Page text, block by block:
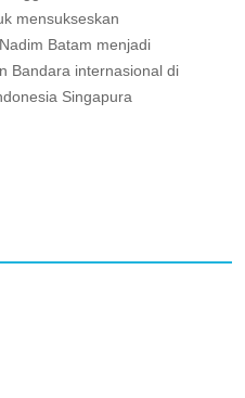
mensukseskan
Batam menjadi
Bandara internasional di
Singapura